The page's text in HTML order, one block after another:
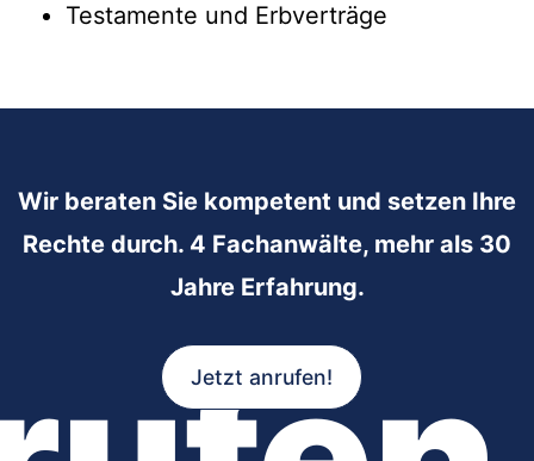
Testamente und Erbverträge
Wir beraten Sie kompetent und setzen Ihre
Rechte durch. 4 Fachanwälte, mehr als 30
Jahre Erfahrung.
Jetzt anrufen!